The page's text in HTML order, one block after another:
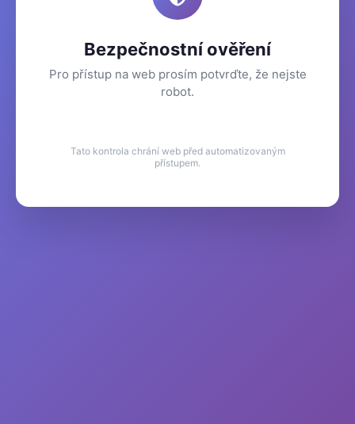
Bezpečnostní ověření
Pro přístup na web prosím potvrďte, že nejste
robot.
Tato kontrola chrání web před automatizovaným
přístupem.